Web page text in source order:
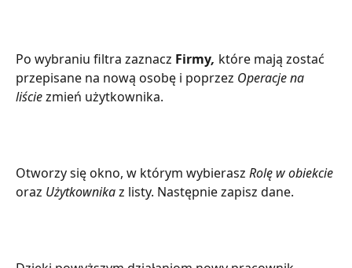
Po wybraniu filtra zaznacz Firmy, które mają zostać
przepisane na nową osobę i poprzez Operacje na
liście zmień użytkownika.
Otworzy się okno, w którym wybierasz Rolę w obiekcie
oraz Użytkownika z listy. Następnie zapisz dane.